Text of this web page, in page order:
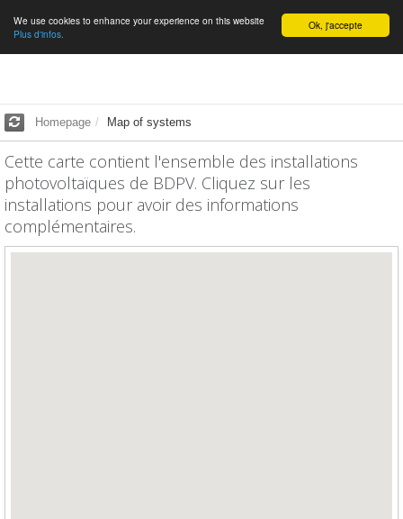
English Ok, j'accepte
We use cookies to enhance your experience on this website
Plus d'infos.
Homepage Map of systems
Cette carte contient l'ensemble des installations
photovoltaïques de BDPV. Cliquez sur les
installations pour avoir des informations
complémentaires.